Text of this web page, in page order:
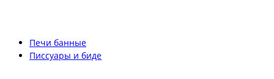
Печи банные
Писсуары и биде